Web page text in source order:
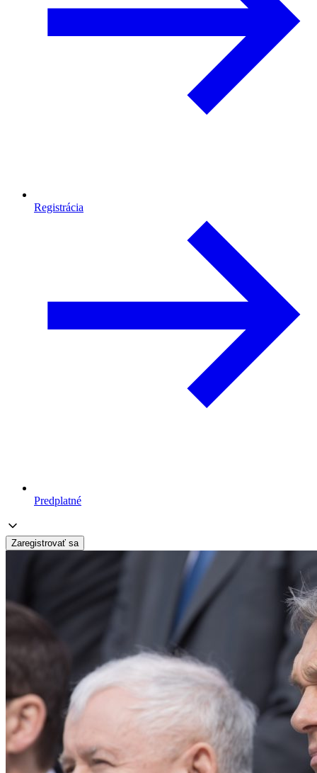
Registrácia
Predplatné
Zaregistrovať sa